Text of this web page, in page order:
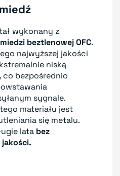
wykonany z
miedzi beztlenowej OFC.
najwyższej jakości
niską
co bezpośrednio
sygnale.
materiału jest
się metalu.
lata bez